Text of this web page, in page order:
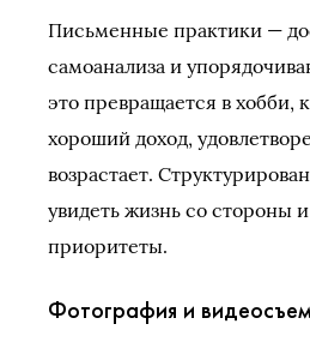
Письменные практики —
самоанализа и
это превращается в хобби,
хороший доход,
возрастает.
увидеть жизнь со стороны
приоритеты.
Фотография и